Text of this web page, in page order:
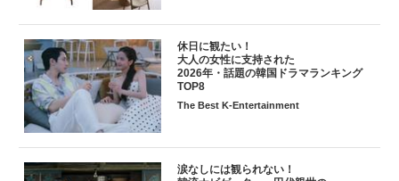
休日に観たい！
大人の女性に支持された
2026年・話題の韓国ドラマランキング
TOP8
The Best K-Entertainment
涙なしには観られない！